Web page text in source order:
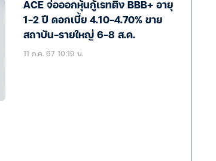
ACE จ่อออกหุ้นกู้เรทติ้ง BBB+ อายุ
1-2 ปี ดอกเบี้ย 4.10-4.70% ขาย
สถาบัน-รายใหญ่ 6-8 ส.ค.
11 ก.ค. 67 10:19 น.